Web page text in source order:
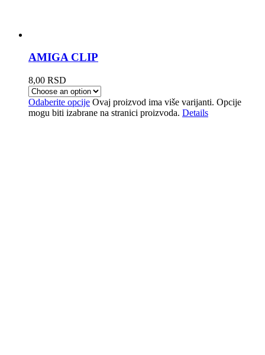
AMIGA CLIP
8,00 RSD
Odaberite opcije Ovaj proizvod ima više varijanti. Opcije
mogu biti izabrane na stranici proizvoda. Details